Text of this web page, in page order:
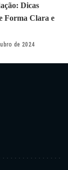
Dicas
Forma Clara e
de 2024